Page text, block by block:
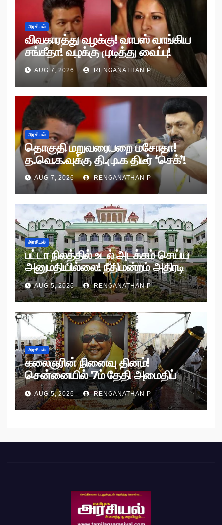
அரசியல்
விவகாரத்து வழக்கு! வாபஸ் வாங்கிய
சங்கீதா! வழக்கு முடித்து வைப்பு!
AUG 7, 2026 RENGANATHAN P
அரசியல்
தொகுதி மறுவரையறை மசோதா!
த.வெ.க.வுக்கு தி.மு.க திடீர் ‘செக்’!
AUG 7, 2026 RENGANATHAN P
அரசியல்
பட்டா நிலத்தில் உடல் அடக்கம் செய்ய
அனுமதியில்லை! நீதிமன்றம் அதிரடி
உத்தரவு!
AUG 5, 2026 RENGANATHAN P
அரசியல்
கலைஞரின் நினைவு தினம்!
சென்னையில் 7ம் தேதி அமைதிப்
பேரணி!
AUG 5, 2026 RENGANATHAN P